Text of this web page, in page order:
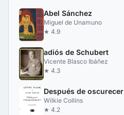
Abel Sánchez
Miguel de Unamuno
★ 4.9
adiós de Schubert
Vicente Blasco Ibáñez
★ 4.3
Después de oscurecer
Wilkie Collins
★ 4.2